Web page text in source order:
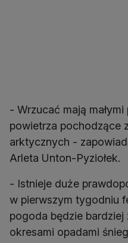
- Wrzucać mają
powietrza pochodzące
arktycznych -
Arleta Unton-Pyziołek.
- Istnieje duże
w pierwszym tygodniu
pogoda będzie
okresami opadami